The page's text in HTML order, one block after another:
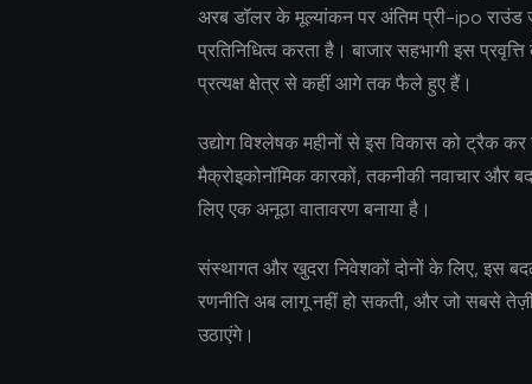
अरब डॉलर के मूल्यांकन पर अंतिम प्री-ipo
प्रतिनिधित्व करता है। बाजार सहभागी इस
प्रत्यक्ष क्षेत्र से कहीं आगे तक फैले हुए हैं।
उद्योग विश्लेषक महीनों से इस विकास को ट्रैक
मैक्रोइकोनॉमिक कारकों, तकनीकी नवाचार
लिए एक अनूठा वातावरण बनाया है।
संस्थागत और खुदरा निवेशकों दोनों के लिए, इस
रणनीति अब लागू नहीं हो सकती, और जो सबसे
उठाएंगे।